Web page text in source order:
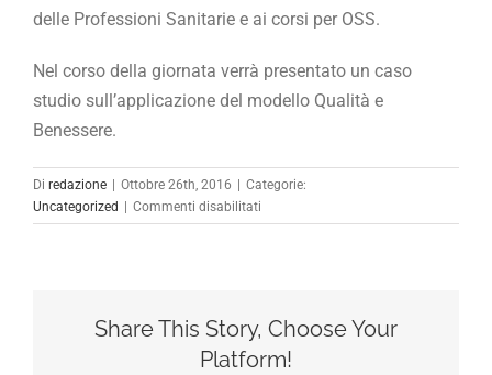
delle Professioni Sanitarie e ai corsi per OSS.
Nel corso della giornata verrà presentato un caso
studio sull’applicazione del modello Qualità e
Benessere.
Di redazione Ottobre 26th, 2016
Categorie:
Uncategorized
Commenti disabilitati
Datemi
anni
di
Share This Story, Choose Your
Platform!